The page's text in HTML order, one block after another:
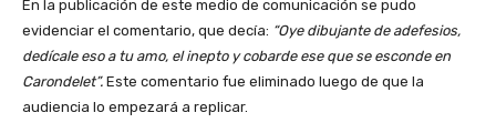
En la publicación de este medio de comunicación se pudo
evidenciar el comentario, que decía: “Oye dibujante de adefesios,
dedícale eso a tu amo, el inepto y cobarde ese que se esconde en
Carondelet”. Este comentario fue eliminado luego de que la
audiencia lo empezará a replicar.